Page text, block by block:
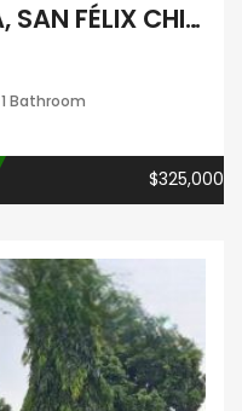
PROPIEDAD EN VENTA, SAN FÉLIX CHIRIQUÍ
1 Bathroom
$325,000